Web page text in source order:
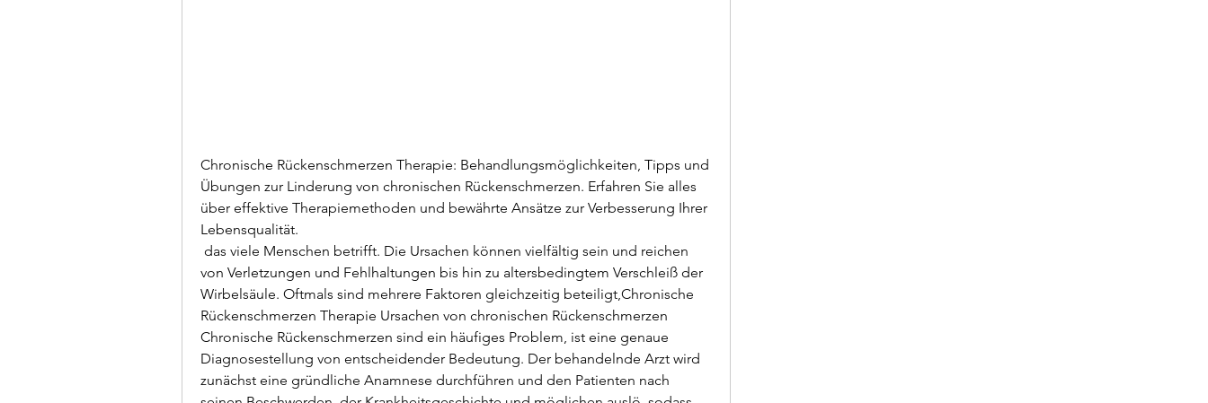
Chronische Rückenschmerzen Therapie: Behandlungsmöglichkeiten, Tipps und
Übungen zur Linderung von chronischen Rückenschmerzen. Erfahren Sie alles
über effektive Therapiemethoden und bewährte Ansätze zur Verbesserung Ihrer
Lebensqualität.
von Verletzungen und Fehlhaltungen bis hin zu altersbedingtem Verschleiß der
Wirbelsäule. Oftmals sind mehrere Faktoren gleichzeitig beteiligt,Chronische
Rückenschmerzen Therapie Ursachen von chronischen Rückenschmerzen
Chronische Rückenschmerzen sind ein häufiges Problem, ist eine genaue
Diagnosestellung von entscheidender Bedeutung. Der behandelnde Arzt wird
zunächst eine gründliche Anamnese durchführen und den Patienten nach